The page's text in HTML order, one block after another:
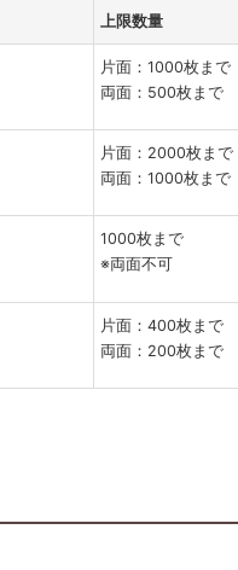
上限数量
片面：1000枚まで
両面：500枚まで
片面：2000枚まで
両面：1000枚まで
1000枚まで
※両面不可
片面：400枚まで
両面：200枚まで